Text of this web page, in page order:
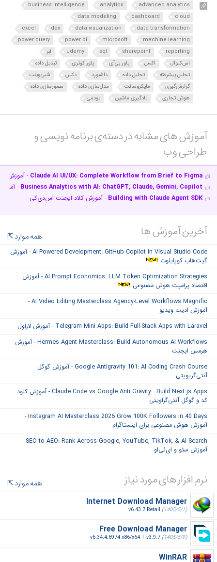
advanced analytics
analytics
business intelligence
cloud
dashboard
data modeling
data transformation
data visualization
dax
excel
machine learning
microsoft
power bi
power query
reporting
sharepoint
sql
udemy
ابر
اس‌کیو‌ال
اکسل پاور بی‌آی پاور کوئری
تبدیل داده
تحلیل پیشرفته
تحلیل داده داشبورد دکس
شیرپوینت
گزارش‌گیری
مایکروسافت مدل‌سازی داده
مصورسازی داده
هوش تجاری
یادگیری ماشین یودمی
آموزش های مشابه در دسته‌ی‌ برنامه نویسی و
طراحی وب‎
Claude AI UI/UX: Complete Workflow from Brief to Figma - آموزش
Business Analytics with AI: ChatGPT, Claude, Gemini, Copilot
-
Building with Claude Agent SDK - آموزش کلاد ایجنت اس‌دی‌کی
آخرین آموزش ها همه موارد
AI-Powered Development: GitHub Copilot in Visual Studio Code - آموزش
گیت‌هاب کوپایلوت
AI Prompt Economics: LLM Token Optimization Strategies - آموزش
اقتصاد پرامپت هوش مصنوعی
AI Video Editing Masterclass Agency-Level Workflows Magnific -
آموزش ادیت ویدیو
Telegram Mini Apps: Build Full-Stack Apps with Laravel - آموزش لاراول
Hermes Agent Masterclass: Build Autonomous AI Workflows - آموزش
هرمس ایجنت
Google Antigravity 101: AI Coding Crash Course - آموزش گوگل
آنتی‌گریویتی
Claude Code vs Google Anti Gravity : Build Next.js Apps - آموزش کلود
کد و گوگل آنتی‌گراویتی
Instagram AI Masterclass 2026 Grow 100K Followers in 40 Days -
آموزش هوش مصنوعی برای اینستاگرام
SEO to AEO: Rank Across Google, YouTube, TikTok, & AI Search -
آموزش سئو و ای‌ئی‌او
نرم افزار های مورد نیاز
همه موارد
Internet Download Manager
v6.43.7 Retail (1405/5/1)
Free Download Manager
v6.34.4.6974 x86/x64 + v3.9.7 (1405/5/9)
WinRAR